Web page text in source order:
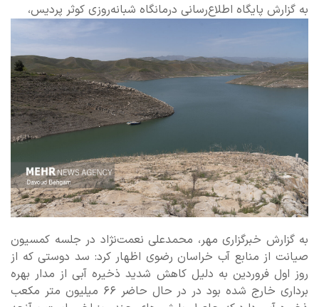
به گزارش پایگاه اطلاع‌رسانی درمانگاه شبانه‌روزی کوثر پردیس،
به گزارش خبرگزاری مهر، محمدعلی نعمت‌نژاد در جلسه کمسیون
صیانت از منابع آب خراسان رضوی اظهار کرد: سد دوستی که از
روز اول فروردین به دلیل کاهش شدید ذخیره آبی از مدار بهره
برداری خارج شده بود در در حال حاضر ۶۶ میلیون متر مکعب